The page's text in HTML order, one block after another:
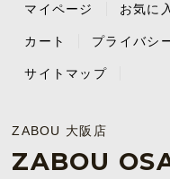
マイページ お気に
カート プライバシ
サイトマップ
ZABOU 大阪店
ZABOU